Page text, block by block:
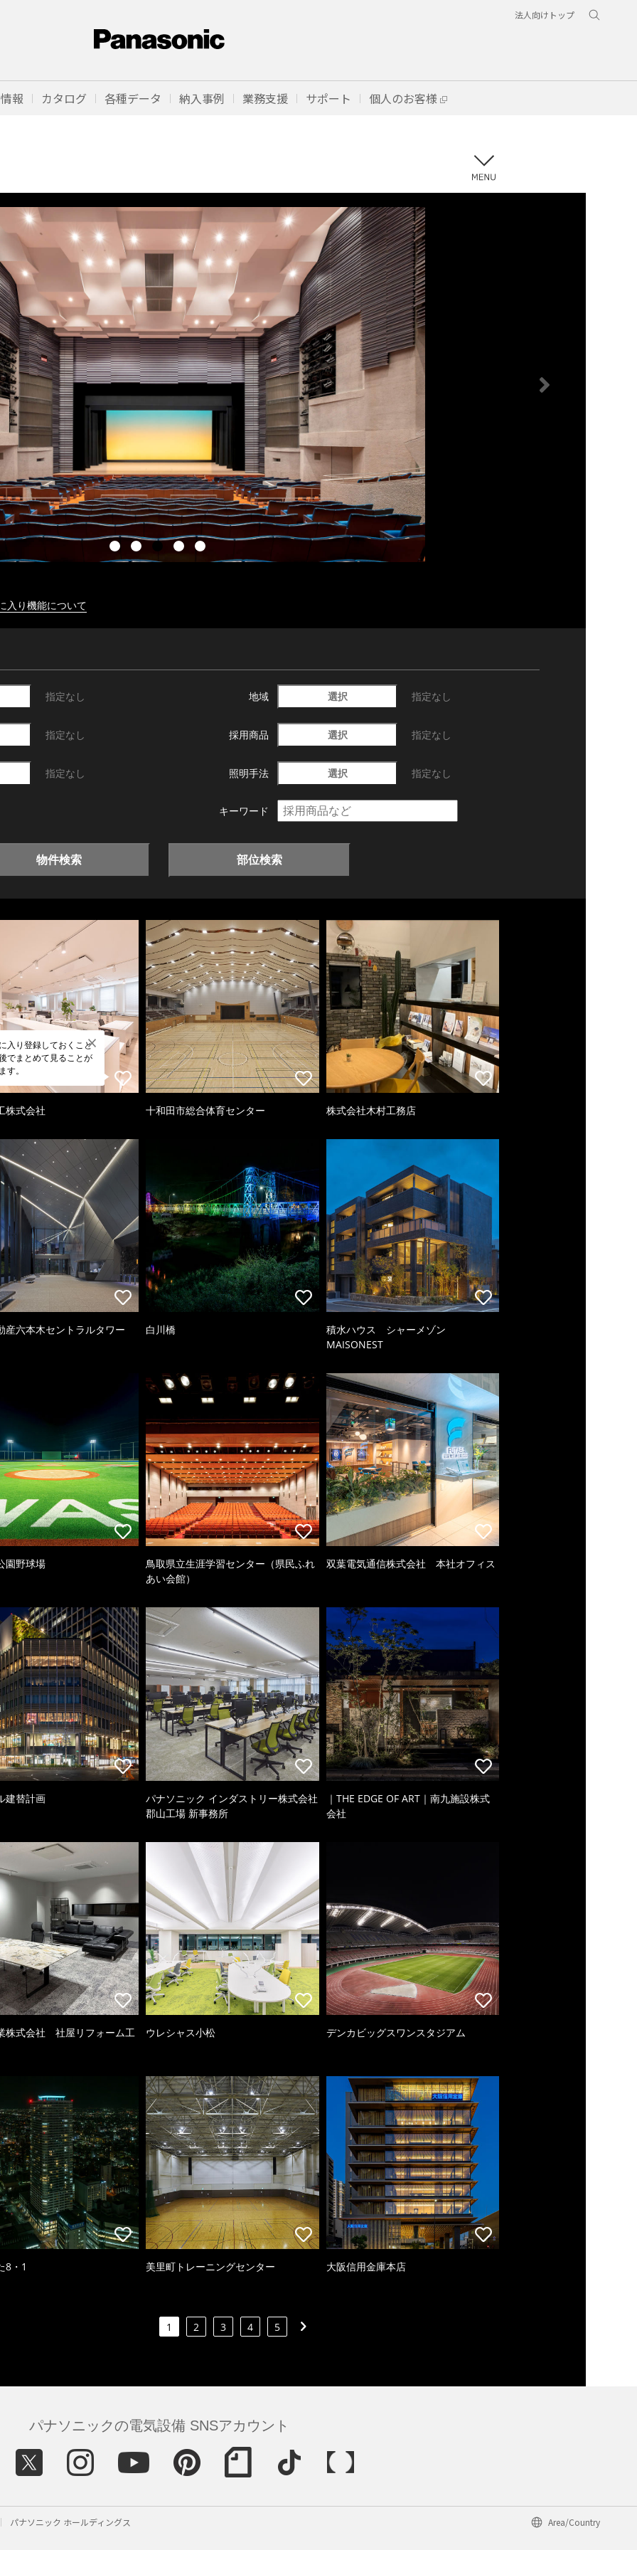
法人向けトップ
報 カタログ 各種データ 納入事例 業務支援 サポート 個人のお客様
入り機能について
指定なし 地域 選択 指定なし
指定なし 採用商品 選択 指定なし
指定なし 照明手法 選択 指定なし
キーワード
物件検索 部位検索
入り登録しておくこと
でまとめて見ることが
す。
株式会社 十和田市総合体育センター 株式会社木村工務店
産六本木セントラルタワー 白川橋
積水ハウス シャーメゾン
MAISONEST
園野球場
鳥取県立生涯学習センター（県民ふれ
あい会館）
双葉電気通信株式会社 本社オフィス
建替計画
パナソニック インダストリー株式会社
郡山工場 新事務所
｜THE EDGE OF ART｜南九施設株式
会社
株式会社 社屋リフォーム工 ウレシャス小松 デンカビッグスワンスタジアム
8・1 美里町トレーニングセンター 大阪信用金庫本店
1 2 3 4 5
パナソニックの電気設備 SNSアカウント
パナソニック ホールディングス Area/Country